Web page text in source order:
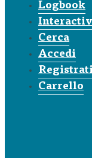
Logbook
Cerca
Accedi
Registrati
Carrello